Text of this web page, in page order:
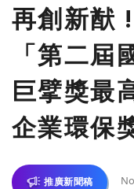
再創新猷
「第二屆
巨擘獎最
企業環保
推廣新聞稿